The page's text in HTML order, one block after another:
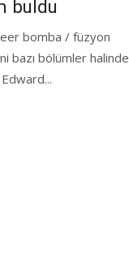
buldu
bomba / füzyon
bazı bölümler halinde